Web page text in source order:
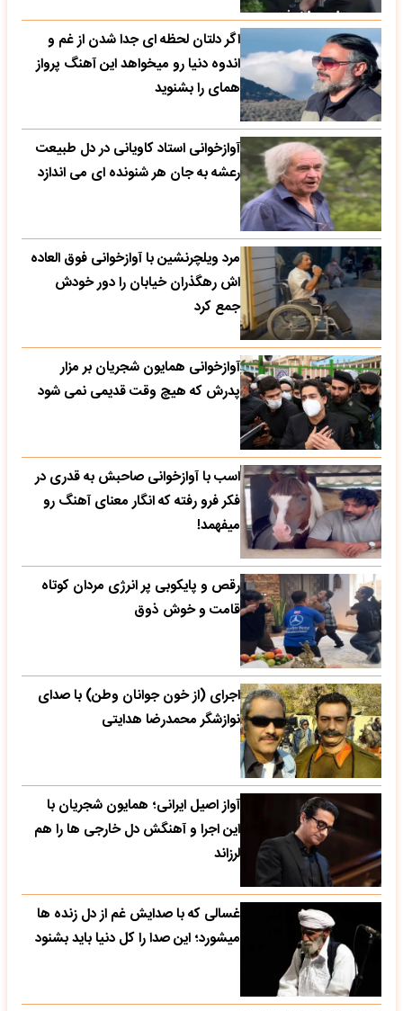
اگر دلتان لحظه ای جدا شدن از غم و
اندوه دنیا رو میخواهد این آهنگ پرواز
همای را بشنوید
آوازخوانی استاد کاویانی در دل طبیعت
رعشه به جان هر شنونده ای می اندازد
مرد ویلچرنشین با آوازخوانی فوق العاده
اش رهگذران خیابان را دور خودش
جمع کرد
آوازخوانی همایون شجریان بر مزار
پدرش که هیچ وقت قدیمی نمی شود
اسب با آوازخوانی صاحبش به قدری در
فکر فرو رفته که انگار معنای آهنگ رو
میفهمد!
رقص و پایکوبی پر انرژی مردان کوتاه
قامت و خوش ذوق
اجرای (از خون جوانان وطن) با صدای
نوازشگر محمدرضا هدایتی
آواز اصیل ایرانی؛ همایون شجریان با
این اجرا و آهنگش دل خارجی ها را هم
لرزاند
غسالی که با صدایش غم از دل زنده ها
میشورد؛ این صدا را کل دنیا باید بشنود